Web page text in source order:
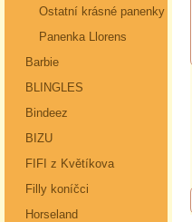
Ostatní krásné panenky
Panenka Llorens
Barbie
BLINGLES
Bindeez
BIZU
FIFI z Květíkova
Filly koníčci
Horseland